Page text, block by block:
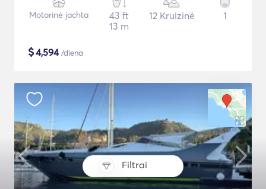
Filtrai
Motorinė jachta
43 ft
13 m
12 Kruizinė 1
$4,594/diena